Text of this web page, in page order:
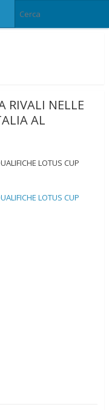
RIVALI NELLE
AL
LOTUS CUP
LOTUS CUP